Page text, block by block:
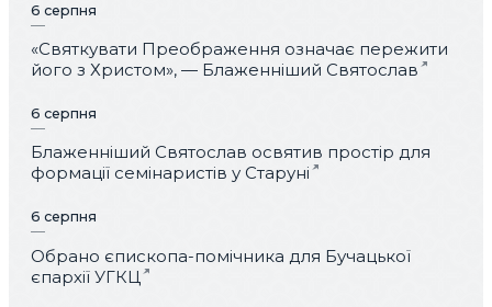
6 серпня
«Святкувати Преображення означає пережити
його з Христом», — Блаженніший Святослав
6 серпня
Блаженніший Святослав освятив простір для
формації семінаристів у Старуні
6 серпня
Обрано єпископа-помічника для Бучацької
єпархії УГКЦ